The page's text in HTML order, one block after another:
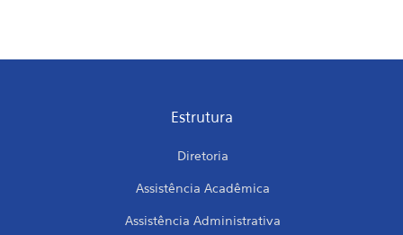
Estrutura
Diretoria
Assistência Acadêmica
Assistência Administrativa